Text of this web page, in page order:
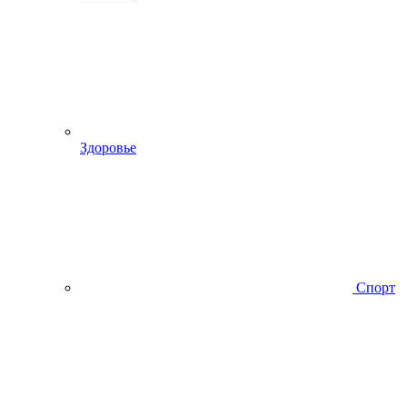
Здоровье
Спорт